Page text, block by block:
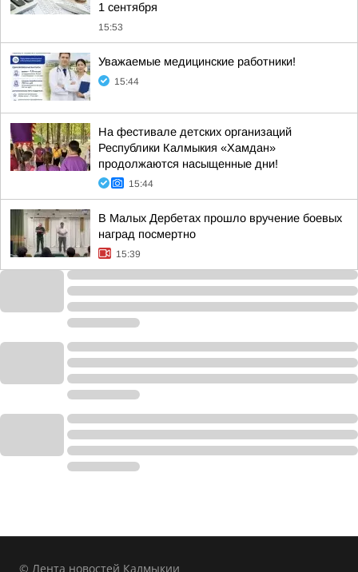
1 сентября
15:53
Уважаемые медицинские работники!
15:44
На фестивале детских организаций
Республики Калмыкия «Хамдан»
продолжаются насыщенные дни!
15:44
В Малых Дербетах прошло вручение боевых
наград посмертно
15:39
© Лента новостей Калмыкии